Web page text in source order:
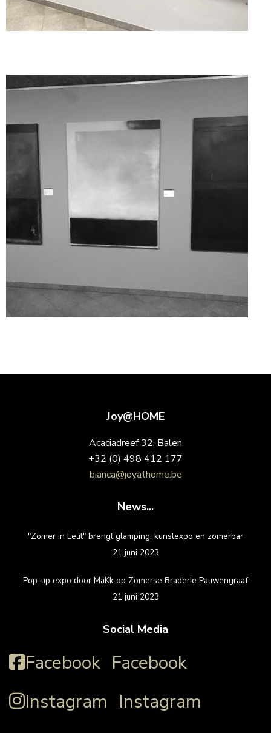
Joy@HOME
Acaciadreef 32, Balen
+32 (0) 498 412 177
bianca@joyathome.be
News...
"Zomer in Leut" brengt glamping, kunstexpo en zomerbar
21 juni 2023
Pop-up expo door MaKk op Zomerse Braderie Pauwengraaf
21 juni 2023
Social Media
Facebook Facebook
Instagram Instagram